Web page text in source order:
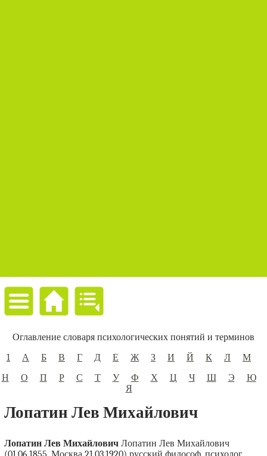
Оглавление словаря психологических понятий и терминов
1
А Б В Г Д Е Ж З И Й К Л
М
Н
О П Р С Т У Ф Х Ц Ч Ш Э
Ю
Я
Лопатин Лев Михайлович
Лопатин Лев МихайловичЛопатин Лев Михайлович